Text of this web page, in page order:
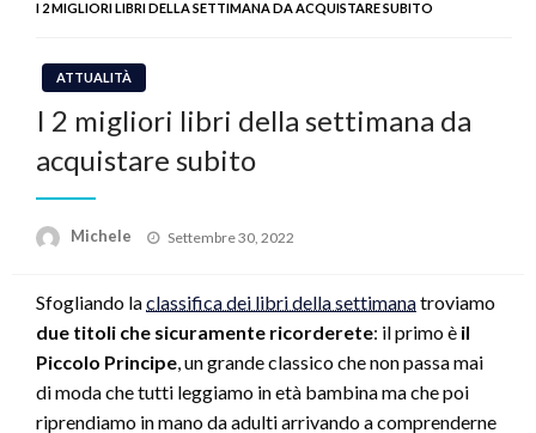
I 2 MIGLIORI LIBRI DELLA SETTIMANA DA ACQUISTARE SUBITO
ATTUALITÀ
I 2 migliori libri della settimana da
acquistare subito
Michele
Posted
Settembre 30, 2022
Sfogliando laclassifica dei libri della settimanatroviamo
due titoli che sicuramente ricorderete: il primo è il
Piccolo Principe, un grande classico che non passa mai
di moda che tutti leggiamo in età bambina ma che poi
riprendiamo in mano da adulti arrivando a comprenderne